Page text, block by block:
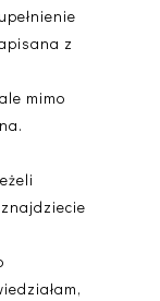
z
mimo